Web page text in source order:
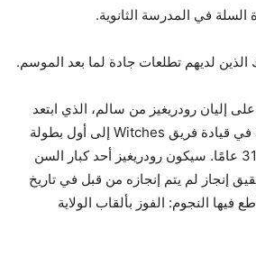
في المدرسة الثانوية.
الذين لديهم تطلعات جادة لما بعد الموسم.
إليان رودريغيز من سالم، الذي ابتعد
ثلاثة أشهر عن المساعدة في قيادة فريق Witches إلى أول بطولة
على مستوى الولاية منذ 31 عامًا. سيكون رودريغيز أحد كبار السن
إنجاز لم يتم إنجازه من قبل في تاريخ
فيها النجوم: الفوز بألقاب الولاية